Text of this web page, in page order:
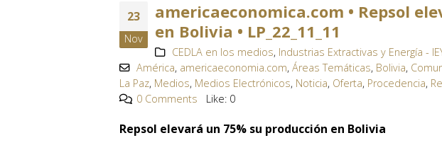
23
Nov
americaeconomica.com • Repsol
en Bolivia • LP_22_11_11
CEDLA en los medios, Industrias Extractivas y Energía -
América, americaeconomia.com,Áreas Temáticas, Bolivia,
La Paz, Medios, Medios Electrónicos, Noticia, Oferta, Procedencia,
0 Comments
Like: 0
Repsol elevará un 75% su producción en Bolivia